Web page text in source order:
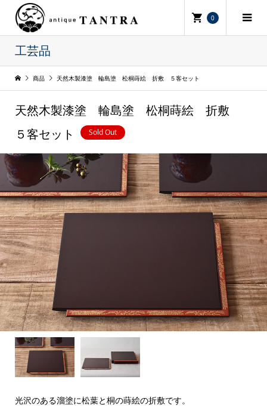
0
工芸品
商品 天然木製漆塗 輪島塗 松桐蒔絵 折敷 ５客セット
天然木製漆塗 輪島塗 松桐蒔絵 折敷
５客セット
Sold Out
光沢のある溜塗に松葉と桐の蒔絵の折敷です。